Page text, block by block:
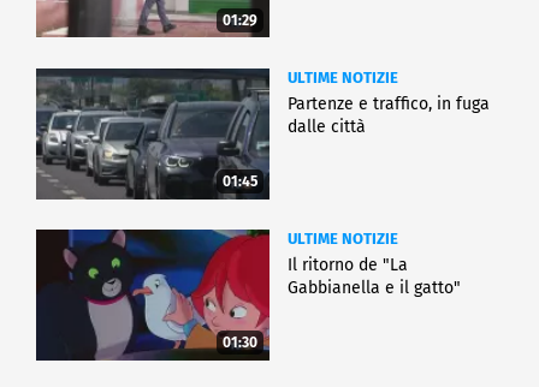
01:29
01:45
ULTIME NOTIZIE
Partenze e traffico, in fuga
dalle città
01:30
ULTIME NOTIZIE
Il ritorno de "La
Gabbianella e il gatto"